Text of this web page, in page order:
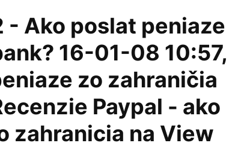
- Ako poslat peniaze
16-01-08 10:57,
zo zahraničia
Paypal - ako
zahranicia na View